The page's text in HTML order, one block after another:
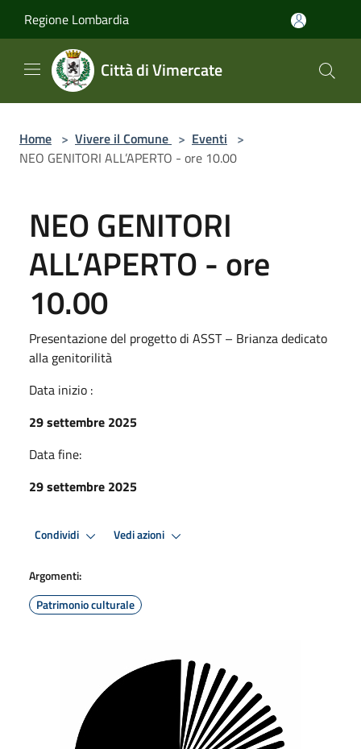
Regione Lombardia
Città di Vimercate
Home > Vivere il Comune > Eventi >
NEO GENITORI ALL’APERTO - ore 10.00
NEO GENITORI
ALL’APERTO - ore
10.00
Presentazione del progetto di ASST – Brianza dedicato
alla genitorilità
Data inizio :
29 settembre 2025
Data fine:
29 settembre 2025
Condividi Vedi azioni
Argomenti:
Patrimonio culturale